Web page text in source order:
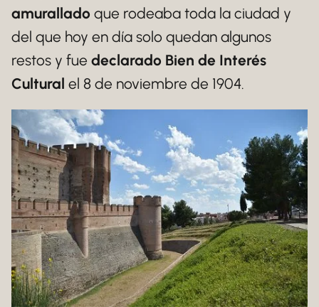
amurallado que rodeaba toda la ciudad y
del que hoy en día solo quedan algunos
restos y fue declarado Bien de Interés
Cultural el 8 de noviembre de 1904.